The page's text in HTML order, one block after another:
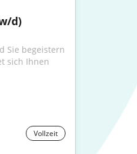
d)
Sie begeistern
sich Ihnen
Vollzeit